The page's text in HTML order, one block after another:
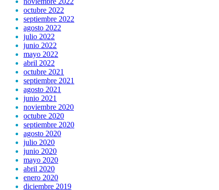
octubre 2022
septiembre 2022
agosto 2022
julio 2022
junio 2022
mayo 2022
abril 2022
octubre 2021
septiembre 2021
agosto 2021
junio 2021
noviembre 2020
octubre 2020
septiembre 2020
agosto 2020
julio 2020
junio 2020
mayo 2020
abril 2020
enero 2020
diciembre 2019